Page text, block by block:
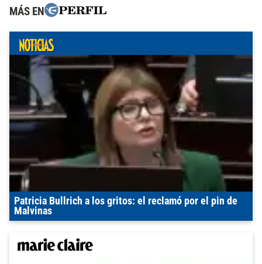
MÁS EN
Patricia Bullrich a los gritos: el reclamó por el pin de
Malvinas